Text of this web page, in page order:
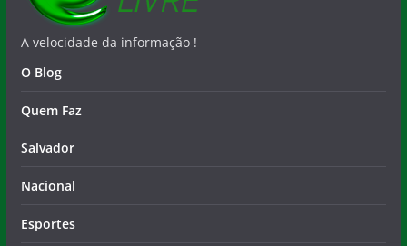
A velocidade da informação !
O Blog
Quem Faz
Salvador
Nacional
Esportes